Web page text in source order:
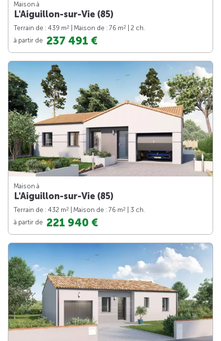
Maison à
L'Aiguillon-sur-Vie (85)
Terrain de : 439 m2 | Maison de : 76 m2
| 2 ch.
à partir de 237 491 €
Maison à
L'Aiguillon-sur-Vie (85)
Terrain de : 432 m2 | Maison de : 76 m2
| 3 ch.
à partir de 221 940 €